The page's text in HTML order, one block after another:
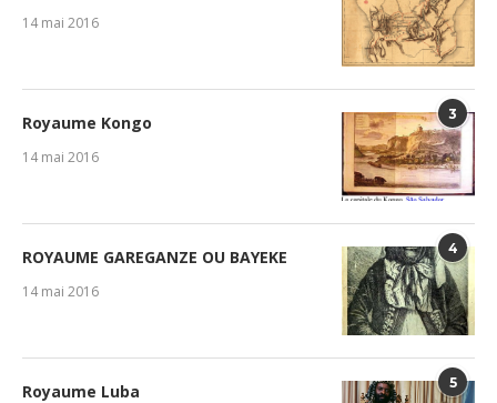
14 mai 2016
3
Royaume Kongo
14 mai 2016
4
ROYAUME GAREGANZE OU BAYEKE
14 mai 2016
5
Royaume Luba